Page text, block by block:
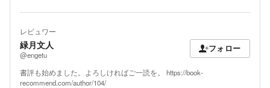
レビュワー
緑月文人
@engetu
フォロー
書評も始めました。よろしければご一読を。 https://book-
recommend.com/author/104/